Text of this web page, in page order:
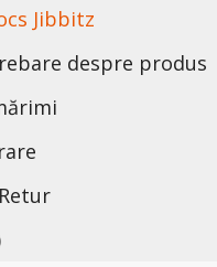
Jibbitz
despre produs